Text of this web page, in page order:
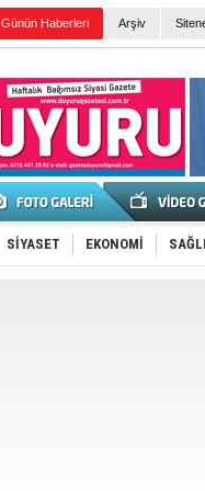
Günün Haberleri Arşiv
SİYASET EKONOMİ